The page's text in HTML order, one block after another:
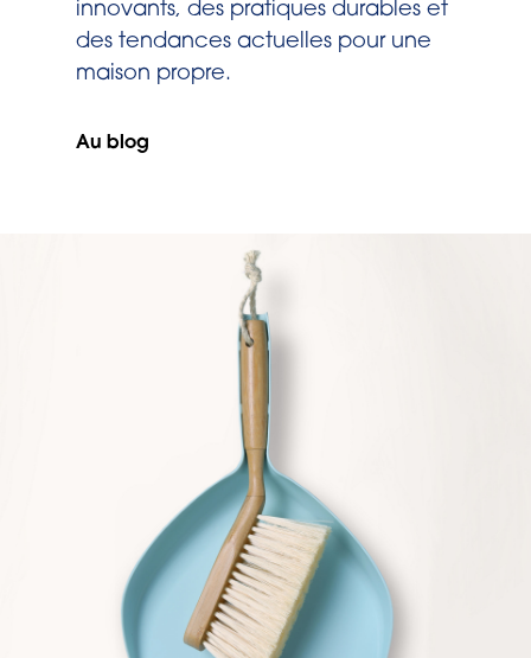
innovants, des pratiques durables et
des tendances actuelles pour une
maison propre.
Au blog